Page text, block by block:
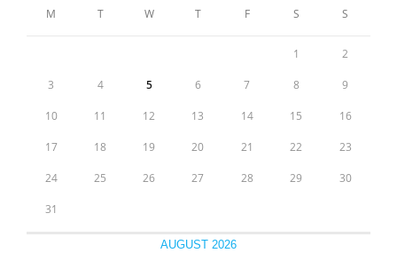
AUGUST 2026
M T W T F S S
1 2
3 4 5 6 7 8 9
10 11 12 13 14 15 16
17 18 19 20 21 22 23
24 25 26 27 28 29 30
31